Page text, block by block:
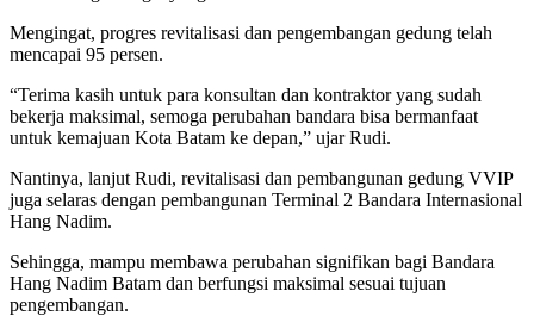
Mengingat, progres revitalisasi dan pengembangan gedung telah
mencapai 95 persen.
“Terima kasih untuk para konsultan dan kontraktor yang sudah
bekerja maksimal, semoga perubahan bandara bisa bermanfaat
untuk kemajuan Kota Batam ke depan,” ujar Rudi.
Nantinya, lanjut Rudi, revitalisasi dan pembangunan gedung VVIP
juga selaras dengan pembangunan Terminal 2 Bandara Internasional
Hang Nadim.
Sehingga, mampu membawa perubahan signifikan bagi Bandara
Hang Nadim Batam dan berfungsi maksimal sesuai tujuan
pengembangan.